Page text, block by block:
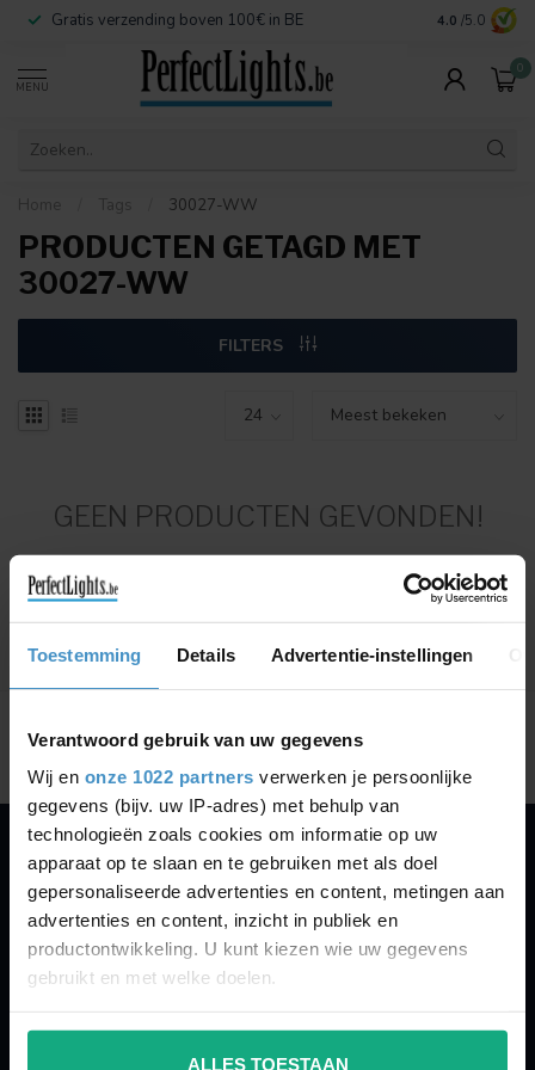
Toestemming Details Advertentie-instellingen
Verantwoord gebruik van uw gegevens
Wij en onze 1022 partners verwerken je persoonlijke
gegevens (bijv. uw IP-adres) met behulp van
technologieën zoals cookies om informatie op uw
apparaat op te slaan en te gebruiken met als doel
gepersonaliseerde advertenties en content, metingen aan
advertenties en content, inzicht in publiek en
productontwikkeling. U kunt kiezen wie uw gegevens
gebruikt en met welke doelen.
Als u het toestaat, willen we ook graag:
ALLES TOESTAAN
Gratis verzending boven 100€ in BE Veilige
4.0 /5.0
MENU
0
Home Tags 30027-WW
PRODUCTEN GETAGD MET
30027-WW
FILTERS
GEEN PRODUCTEN GEVONDEN!
Toon1-0van 0
PERFECTLIGHTS
Gegevens:
Kruisbeeldsraat 72
9220 Hamme